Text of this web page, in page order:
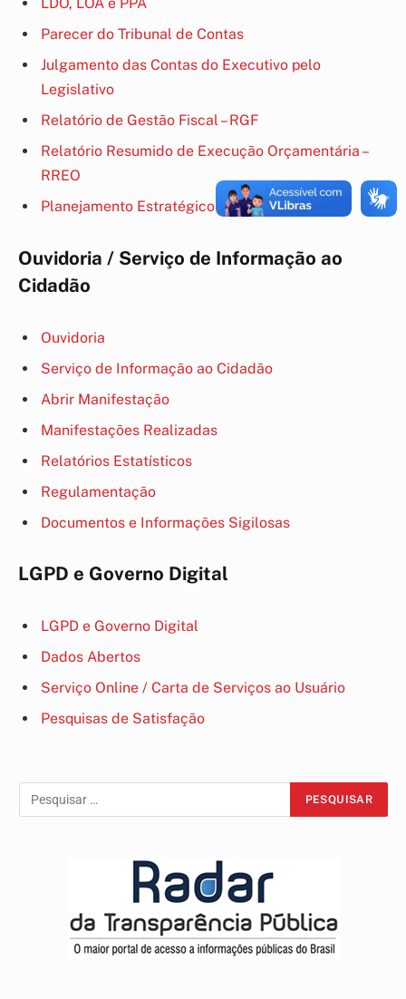
LDO, LOA e PPA
Parecer do Tribunal de Contas
Julgamento das Contas do Executivo pelo
Legislativo
Relatório de Gestão Fiscal – RGF
Relatório Resumido de Execução Orçamentária –
RREO
Planejamento Estratégico
Ouvidoria / Serviço de Informação ao
Cidadão
Ouvidoria
Serviço de Informação ao Cidadão
Abrir Manifestação
Manifestações Realizadas
Relatórios Estatísticos
Regulamentação
Documentos e Informações Sigilosas
LGPD e Governo Digital
LGPD e Governo Digital
Dados Abertos
Serviço Online / Carta de Serviços ao Usuário
Pesquisas de Satisfação